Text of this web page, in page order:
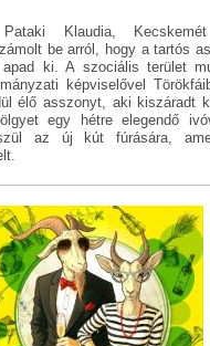
Klaudia, Kecskemét
be arról, hogy a tartós
ki. A szociális terület
képviselővel
élő asszonyt, aki kiszáradt
egy hétre elegendő
az új kút fúrására,